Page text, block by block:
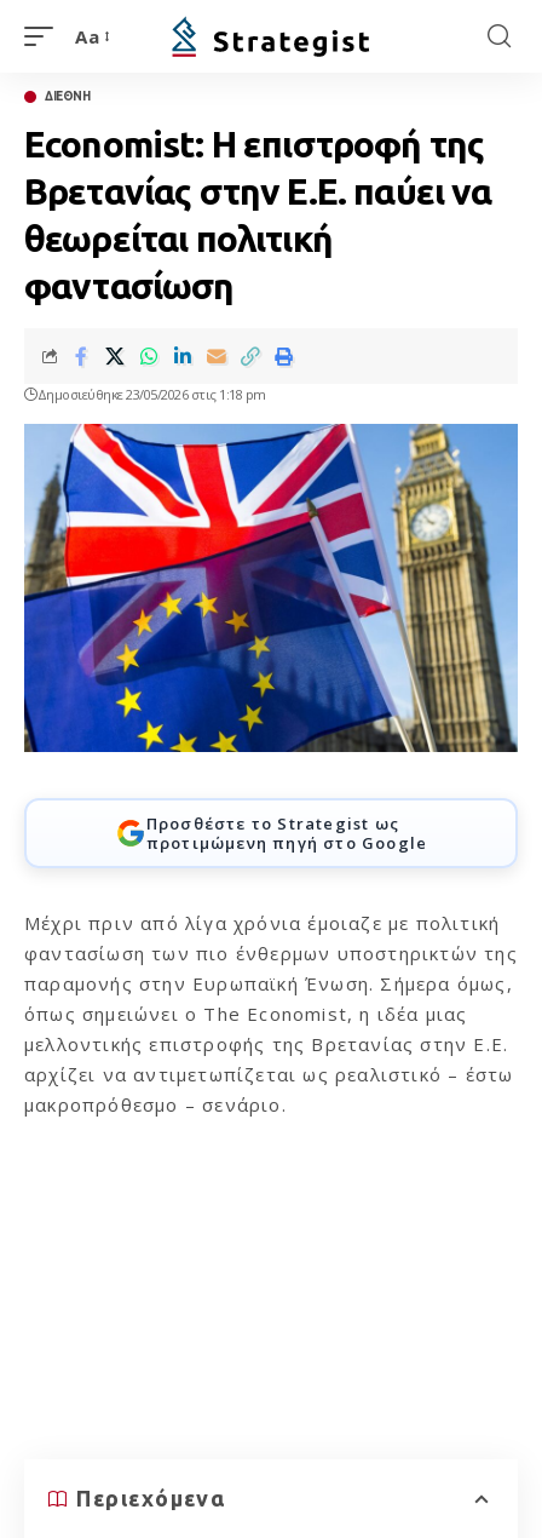
Aa
ΔΙΕΘΝΗ
Economist: Η επιστροφή της
Βρετανίας στην Ε.Ε. παύει να
θεωρείται πολιτική
φαντασίωση
Δημοσιεύθηκε 23/05/2026 στις 1:18 pm
Προσθέστε το Strategist ως
προτιμώμενη πηγή στο Google
Μέχρι πριν από λίγα χρόνια έμοιαζε με πολιτική
φαντασίωση των πιο ένθερμων υποστηρικτών της
παραμονής στην Ευρωπαϊκή Ένωση. Σήμερα όμως,
όπως σημειώνει ο The Economist, η ιδέα μιας
μελλοντικής επιστροφής της Βρετανίας στην Ε.Ε.
αρχίζει να αντιμετωπίζεται ως ρεαλιστικό – έστω
μακροπρόθεσμο – σενάριο.
Περιεχόμενα